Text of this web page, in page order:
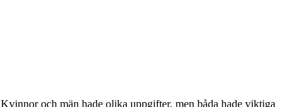
och män hade olika uppgifter, men båda hade viktiga